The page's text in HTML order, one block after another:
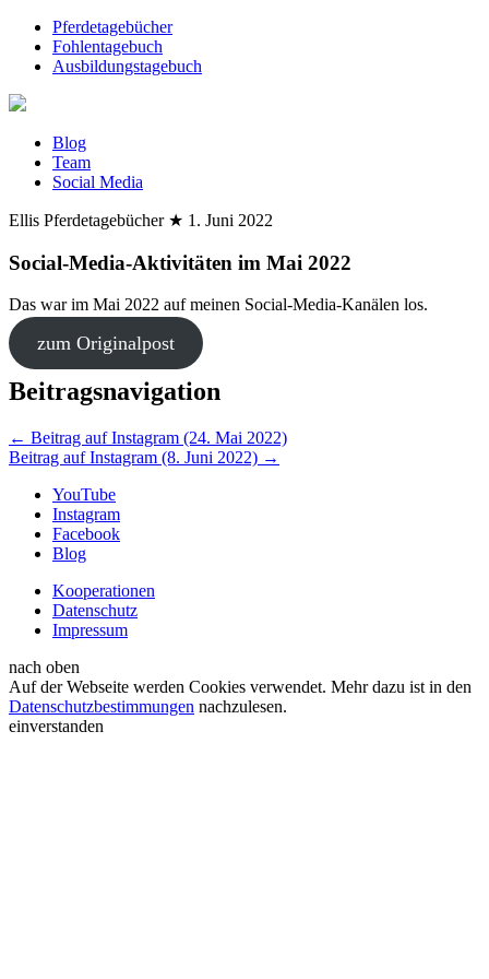
Pferdetagebücher
Fohlentagebuch
Ausbildungstagebuch
Blog
Team
Social Media
Ellis Pferdetagebücher ★ 1. Juni 2022
Social-Media-Aktivitäten im Mai 2022
Das war im Mai 2022 auf meinen Social-Media-Kanälen los.
zum Originalpost
Beitragsnavigation
← Beitrag auf Instagram (24. Mai 2022)
Beitrag auf Instagram (8. Juni 2022) →
YouTube
Instagram
Facebook
Blog
Kooperationen
Datenschutz
Impressum
nach oben
Auf der Webseite werden Cookies verwendet. Mehr dazu ist in den
Datenschutzbestimmungen nachzulesen.
einverstanden